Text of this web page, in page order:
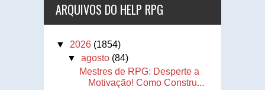
ARQUIVOS DO HELP RPG
▼ 2026 (1854)
▼agosto (84)
Mestres de RPG: Desperte a
Motivação! Como Constru...